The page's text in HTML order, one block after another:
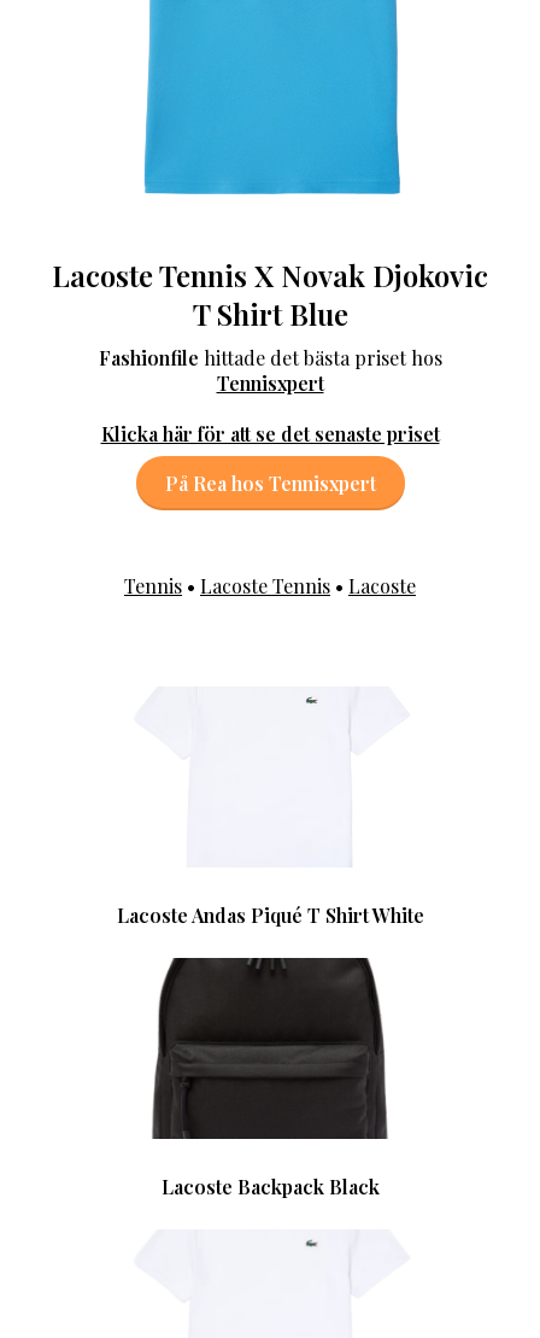
Lacoste Tennis X Novak Djokovic
T Shirt Blue
Fashionfile hittade det bästa priset hos
Tennisxpert
Klicka här för att se det senaste priset
På Rea hos Tennisxpert
Tennis • Lacoste Tennis • Lacoste
Lacoste Andas Piqué T Shirt White
Lacoste Backpack Black